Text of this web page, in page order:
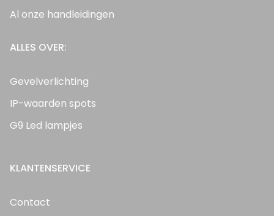
Al onze handleidingen
ALLES OVER:
Gevelverlichting
IP-waarden spots
G9 Led lampjes
KLANTENSERVICE
Contact